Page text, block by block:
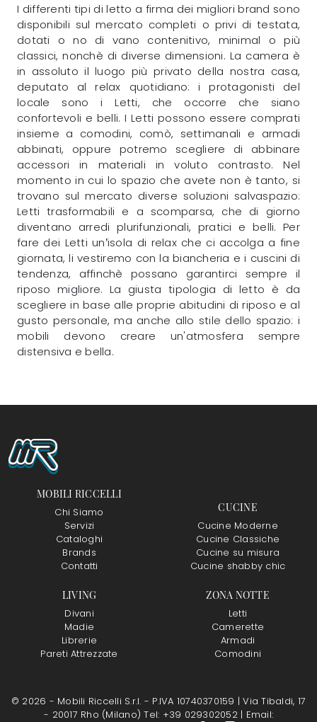
I differenti tipi di letto a firma dei migliori brand sono
disponibili sul mercato completi o privi di testata,
dotati o no di vano contenitivo, minimal o più
classici, nonchè di diverse dimensioni. La camera è
in assoluto il luogo più privato della nostra casa,
deputato al relax quotidiano: i protagonisti del
locale sono i Letti, che occorre che siano
confortevoli e belli. I Letti possono essere comprati
insieme a comodini, comò, settimanali e armadi
abbinati, oppure potremo scegliere di abbinare
accessori in materiali in voluto contrasto. Nel
momento in cui lo spazio che avete non è tanto, si
trovano sul mercato diverse soluzioni salvaspazio:
Letti trasformabili e a scomparsa, che di giorno
diventano arredi plurifunzionali, pratici e belli. Per
fare dei Letti un’isola di relax che ci accolga a fine
giornata, li vestiremo con la biancheria e i cuscini di
tendenza, affinchè possano garantirci sempre il
riposo migliore. La giusta tipologia di letto è da
scegliere in base alle proprie abitudini di riposo e al
gusto personale, ma anche allo stile dello spazio: i
mobili devono creare un'atmosfera sempre
distensiva e bella.
MOBILI RICCELLI
Chi Siamo
Servizi
Cataloghi
Brands
Contatti
CUCINE
Cucine Moderne
Cucine Classiche
Cucine su misura
Cucine shabby chic
LIVING
Divani
Madie
Librerie
Pareti Attrezzate
ZONA NOTTE
Letti
Camerette
Armadi
Comodini
© 2026 - Mobili Riccelli S.r.l. - P.IVA 10740370159 |Via Tibaldi, 17
- 20017 Rho (Milano) Tel: +39 029302052 | Email: